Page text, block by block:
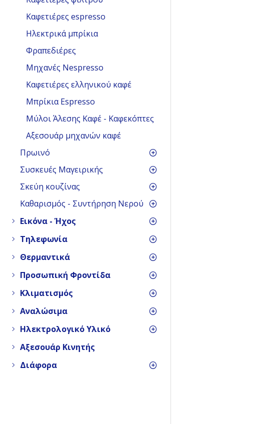
Καφετιέρες espresso
Ηλεκτρικά μπρίκια
Φραπεδιέρες
Μηχανές Nespresso
Καφετιέρες ελληνικού καφέ
Μπρίκια Espresso
Μύλοι Άλεσης Καφέ - Καφεκόπτες
Αξεσουάρ μηχανών καφέ
Πρωινό
Συσκευές Μαγειρικής
Σκεύη κουζίνας
Καθαρισμός - Συντήρηση Νερού
Εικόνα - Ήχος
Τηλεφωνία
Θερμαντικά
Προσωπική Φροντίδα
Κλιματισμός
Αναλώσιμα
Ηλεκτρολογικό Υλικό
Αξεσουάρ Κινητής
Διάφορα